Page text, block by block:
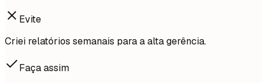
Evite
Criei relatórios semanais para a alta gerência.
Faça assim